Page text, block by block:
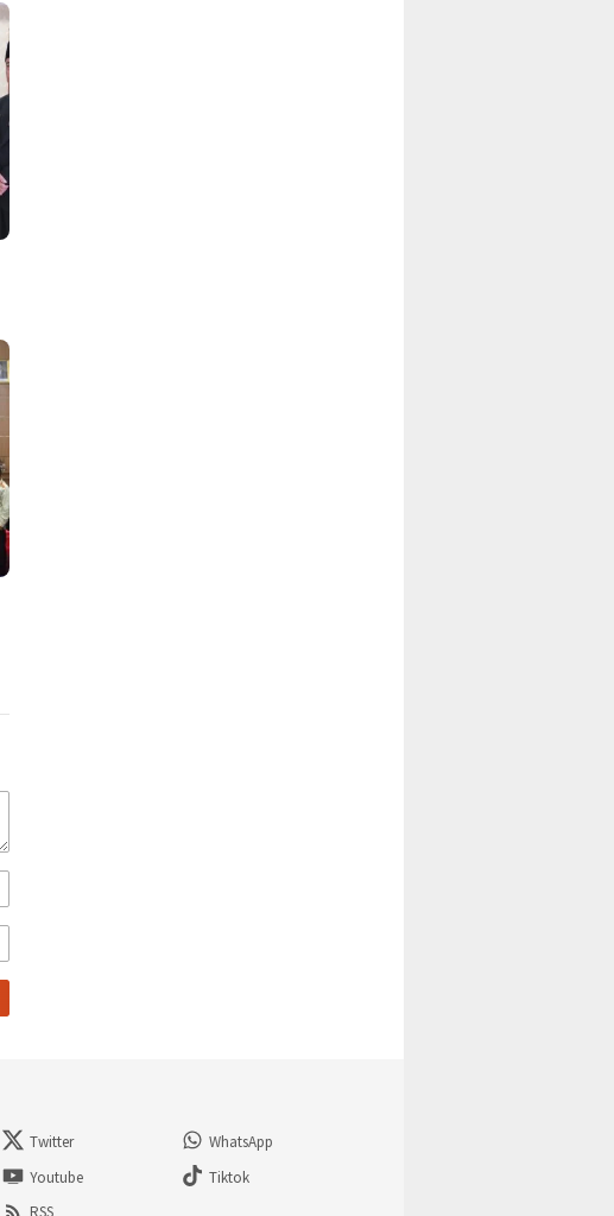
Twitter
WhatsApp
Youtube
Tiktok